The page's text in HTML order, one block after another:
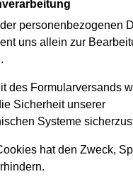
personenbezogenen
uns allein zur
des Formularversands
Sicherheit unserer
Systeme
hat den Zweck,